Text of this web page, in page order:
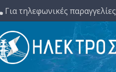
Για τηλεφωνικές παραγγελίες